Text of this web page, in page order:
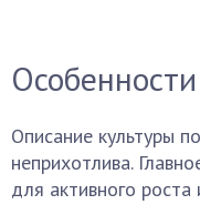
Описание культуры
неприхотлива.
для активного роста